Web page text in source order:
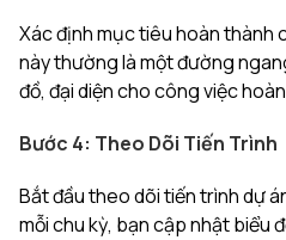
Xác định mục tiêu hoàn thành
này thường là một đường
đồ, đại diện cho công việc
Bước 4: Theo Dõi Tiến Trình
Bắt đầu theo dõi tiến trình dự
mỗi chu kỳ, bạn cập nhật biểu